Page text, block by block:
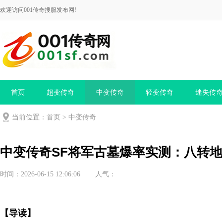
欢迎访问001传奇搜服发布网!
首页 超变传奇 中变传奇 轻变传奇 迷失传
当前位置： 首页 > 中变传奇
中变传奇SF将军古墓爆率实测：八转
时间：2026-06-15 12:06:06 人气：
【导读】